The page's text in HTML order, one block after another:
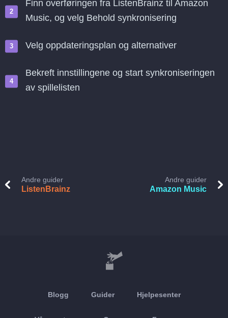
Finn overføringen fra ListenBrainz til Amazon
Music, og velg Behold synkronisering
Velg oppdateringsplan og alternativer
Bekreft innstillingene og start synkroniseringen
av spillelisten
Andre guider
ListenBrainz
Andre guider
Amazon Music
Blogg Guider Hjelpesenter